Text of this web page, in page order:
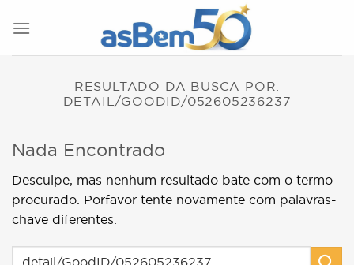
RESULTADO DA BUSCA POR:
DETAIL/GOODID/052605236237
Nada Encontrado
Desculpe, mas nenhum resultado bate com o termo
procurado. Porfavor tente novamente com palavras-
chave diferentes.